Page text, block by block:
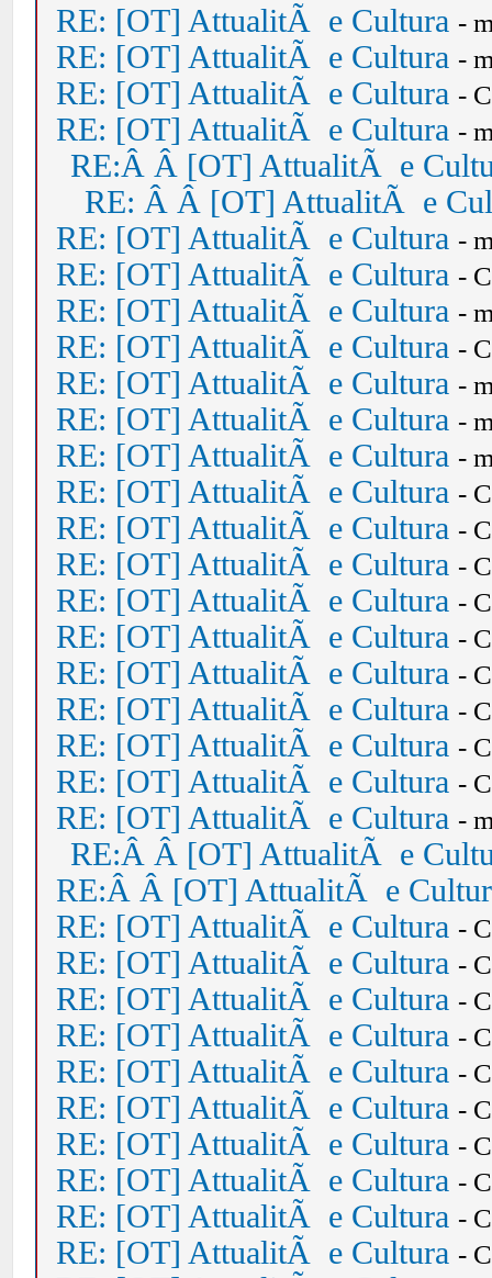
RE: [OT] AttualitÃ e Cultura -
RE: [OT] AttualitÃ e Cultura -
RE: [OT] AttualitÃ e Cultura -
RE: [OT] AttualitÃ e Cultura -
RE:Â Â [OT] AttualitÃ e
RE: Â Â [OT] AttualitÃ e
RE: [OT] AttualitÃ e Cultura -
RE: [OT] AttualitÃ e Cultura -
RE: [OT] AttualitÃ e Cultura -
RE: [OT] AttualitÃ e Cultura -
RE: [OT] AttualitÃ e Cultura -
RE: [OT] AttualitÃ e Cultura -
RE: [OT] AttualitÃ e Cultura -
RE: [OT] AttualitÃ e Cultura -
RE: [OT] AttualitÃ e Cultura -
RE: [OT] AttualitÃ e Cultura -
RE: [OT] AttualitÃ e Cultura -
RE: [OT] AttualitÃ e Cultura -
RE: [OT] AttualitÃ e Cultura -
RE: [OT] AttualitÃ e Cultura -
RE: [OT] AttualitÃ e Cultura -
RE: [OT] AttualitÃ e Cultura -
RE: [OT] AttualitÃ e Cultura -
RE:Â Â [OT] AttualitÃ e
RE:Â Â [OT] AttualitÃ e
RE: [OT] AttualitÃ e Cultura -
RE: [OT] AttualitÃ e Cultura -
RE: [OT] AttualitÃ e Cultura -
RE: [OT] AttualitÃ e Cultura -
RE: [OT] AttualitÃ e Cultura -
RE: [OT] AttualitÃ e Cultura -
RE: [OT] AttualitÃ e Cultura -
RE: [OT] AttualitÃ e Cultura -
RE: [OT] AttualitÃ e Cultura -
RE: [OT] AttualitÃ e Cultura -